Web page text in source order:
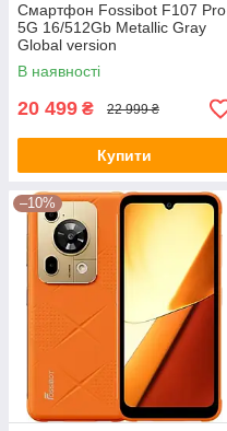
Смартфон Fossibot F107 Pro
5G 16/512Gb Metallic Gray
Global version
В наявності
20 499 ₴ 22 999 ₴
Купити
–10%